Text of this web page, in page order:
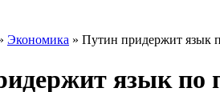
Экономика » Путин придержит язык
язык по